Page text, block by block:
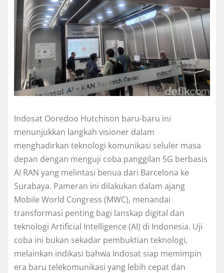
Indosat Ooredoo Hutchison baru-baru ini
menunjukkan langkah visioner dalam
menghadirkan teknologi komunikasi seluler masa
depan dengan menguji coba panggilan 5G berbasis
AI RAN yang melintasi benua dari Barcelona ke
Surabaya. Pameran ini dilakukan dalam ajang
Mobile World Congress (MWC), menandai
transformasi penting bagi lanskap digital dan
teknologi Artificial Intelligence (AI) di Indonesia. Uji
coba ini bukan sekadar pembuktian teknologi,
melainkan indikasi bahwa Indosat siap memimpin
era baru telekomunikasi yang lebih cepat dan